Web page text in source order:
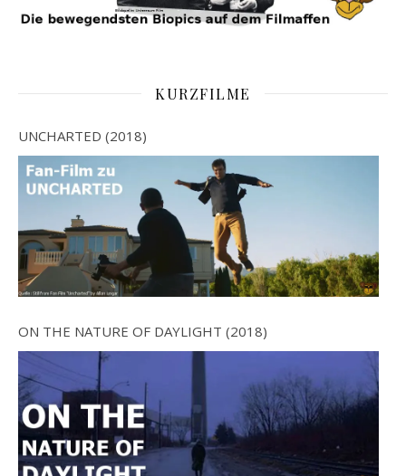
KURZFILME
UNCHARTED (2018)
ON THE NATURE OF DAYLIGHT (2018)